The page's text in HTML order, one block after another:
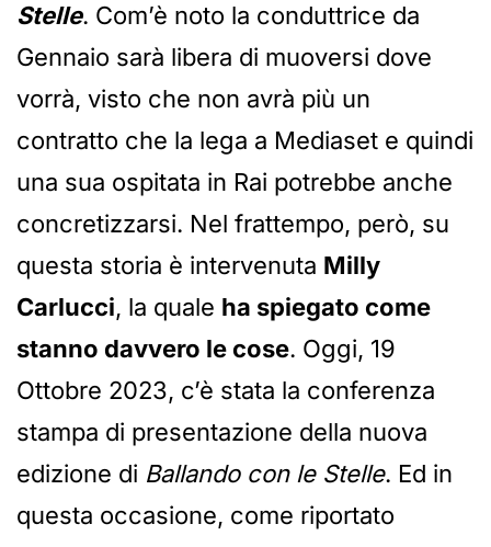
Stelle. Com’è noto la conduttrice da
Gennaio sarà libera di muoversi dove
vorrà, visto che non avrà più un
contratto che la lega a Mediaset e quindi
una sua ospitata in Rai potrebbe anche
concretizzarsi. Nel frattempo, però, su
questa storia è intervenuta Milly
Carlucci, la quale ha spiegato come
stanno davvero le cose. Oggi, 19
Ottobre 2023, c’è stata la conferenza
stampa di presentazione della nuova
edizione di Ballando con le Stelle. Ed in
questa occasione, come riportato